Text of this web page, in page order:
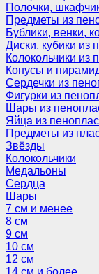
Полочки,
Предметы из
Бублики, венки,
Диски, кубики из
Колокольчики из
Конусы и
Сердечки из
Фигурки из
Шары из
Яйца из
Предметы из
Звёзды
Колокольчики
Медальоны
Сердца
Шары
7 см и менее
8 см
9 см
10 см
12 см
14 см и более